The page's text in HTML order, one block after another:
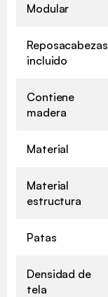
Modular
Reposacabezas
incluido
Contiene
madera
Material
Material
estructura
Patas
Densidad de
tela